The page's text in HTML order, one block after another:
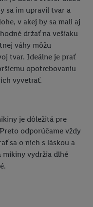
sa im upravil tvar a
v akej by sa mali aj
držať na vešiaku
váhy môžu
tvar. Ideálne je prať
opotrebovaniu
vyvetrať.
je dôležitá pre
odporúčame vždy
sa o nich s láskou a
mikiny vydržia dlhé